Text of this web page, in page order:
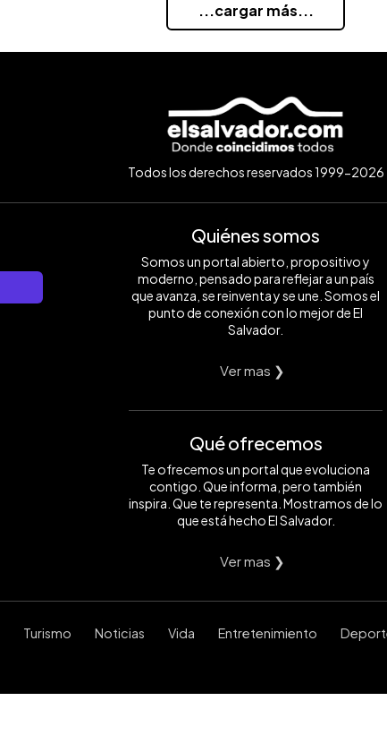
...cargar más...
Todos los derechos reservados 1999-2026
Quiénes somos
Somos un portal abierto, propositivo y
moderno, pensado para reflejar a un país
que avanza, se reinventa y se une. Somos el
punto de conexión con lo mejor de El
Salvador.
Ver mas ❯
Qué ofrecemos
Te ofrecemos un portal que evoluciona
contigo. Que informa, pero también
inspira. Que te representa. Mostramos de lo
que está hecho El Salvador.
Ver mas ❯
Turismo Noticias Vida Entretenimiento